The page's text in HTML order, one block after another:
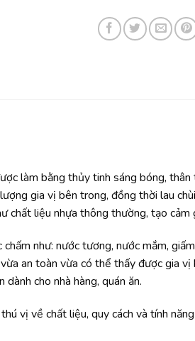
làm bằng thủy tinh sáng bóng,
gia vị bên trong, đồng thời lau
chất liệu nhựa thông thường, tạo cảm
như: nước tương, nước mắm,
an toàn vừa có thể thấy được gia
cho nhà hàng, quán ăn.
vị về chất liệu, quy cách và tính